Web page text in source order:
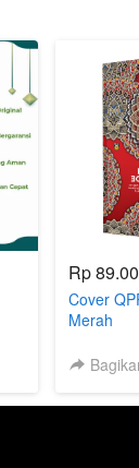
Rp
Cover
Merah